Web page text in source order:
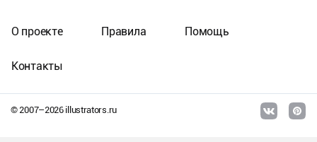
© 2007–2026illustrators.ru
О проекте Правила Помощь
Контакты